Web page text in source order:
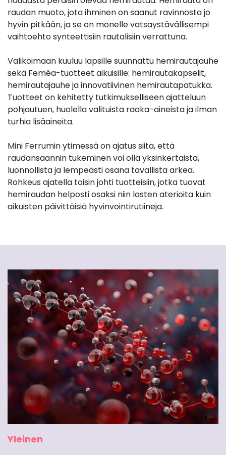
raudan muoto, jota ihminen on saanut ravinnosta jo
hyvin pitkään, ja se on monelle vatsaystävällisempi
vaihtoehto synteettisiin rautalisiin verrattuna.
Valikoimaan kuuluu lapsille suunnattu hemirautajauhe
sekä Feméa-tuotteet aikuisille: hemirautakapselit,
hemirautajauhe ja innovatiivinen hemirautapatukka.
Tuotteet on kehitetty tutkimukselliseen ajatteluun
pohjautuen, huolella valituista raaka-aineista ja ilman
turhia lisäaineita.
Mini Ferrumin ytimessä on ajatus siitä, että
raudansaannin tukeminen voi olla yksinkertaista,
luonnollista ja lempeästi osana tavallista arkea.
Rohkeus ajatella toisin johti tuotteisiin, jotka tuovat
hemiraudan helposti osaksi niin lasten aterioita kuin
aikuisten päivittäisiä hyvinvointirutiineja.
Yleinen